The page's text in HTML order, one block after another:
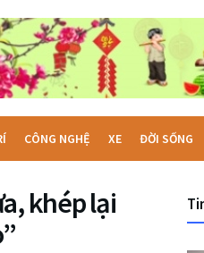
CÔNG NGHỆ XE ĐỜI SỐNG
khép lại